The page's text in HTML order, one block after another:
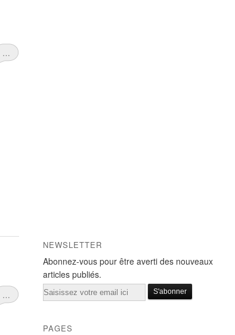
…
…
NEWSLETTER
Abonnez-vous pour être averti des nouveaux
articles publiés.
Email
PAGES